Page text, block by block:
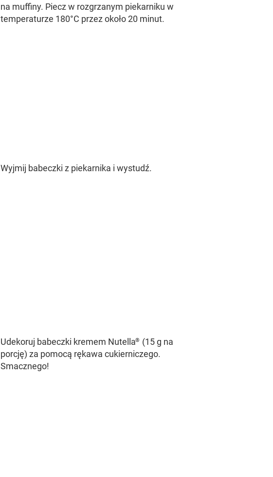
na muffiny. Piecz w rozgrzanym piekarniku w
temperaturze 180°C przez około 20 minut.
Wyjmij babeczki z piekarnika i wystudź.
Udekoruj babeczki kremem Nutella® (15 g na
porcję) za pomocą rękawa cukierniczego.
Smacznego!